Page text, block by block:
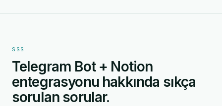
SSS
Telegram Bot + Notion
entegrasyonu hakkında sıkça
sorulan sorular.